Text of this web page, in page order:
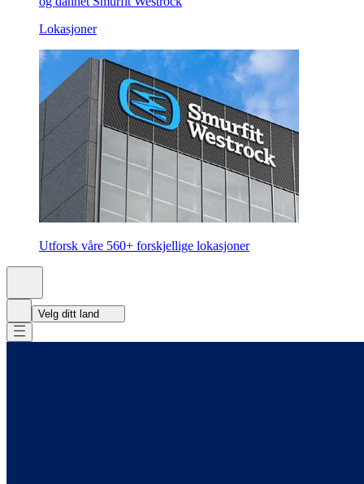
Lokasjoner
Utforsk våre 560+ forskjellige lokasjoner
Velg ditt land